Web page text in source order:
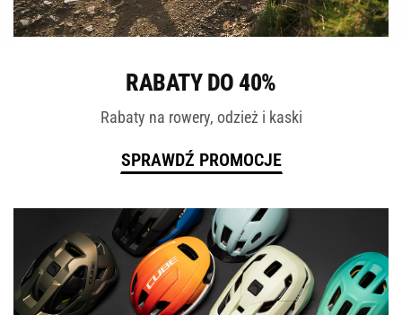
RABATY DO 40%
Rabaty na rowery, odzież i kaski
SPRAWDŹ PROMOCJE